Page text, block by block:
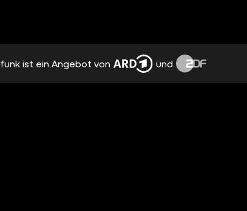
funk ist ein Angebot von und